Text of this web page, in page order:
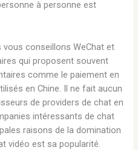
à personne est
vous conseillons WeChat et
qui proposent souvent
comme le paiement en
en Chine. Il ne fait aucun
de providers de chat en
intéressants de chat
raisons de la domination
vidéo est sa popularité.